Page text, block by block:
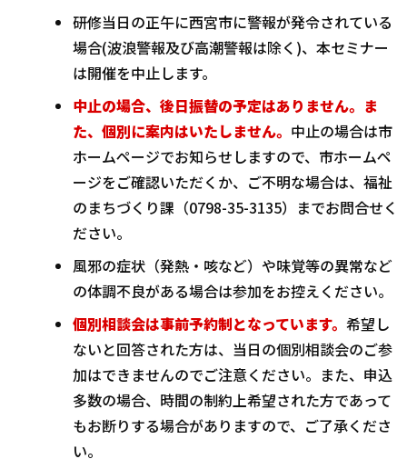
研修当日の正午に西宮市に警報が発令されている
場合(波浪警報及び高潮警報は除く)、本セミナー
は開催を中止します。
中止の場合、後日振替の予定はありません。 ま
た、 個別に案内はいたしません。 中止の場合は市
ホームページでお知らせしますので、市ホームペ
ージをご確認いただくか、ご不明な場合は、福祉
のまちづくり課（0798-35-3135）までお問合せく
ださい。
風邪の症状（発熱・咳など）や味覚等の異常など
の体調不良がある場合は参加をお控えください。
個別相談会は事前予約制となっています。 希望し
ないと回答された方は、当日の個別相談会のご参
加はできませんのでご注意ください。また、申込
多数の場合、時間の制約上希望された方であって
もお断りする場合がありますので、ご了承くださ
い。